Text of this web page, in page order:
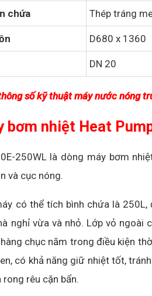
chứa Thép tráng
D680 x 1360
DN 20
số kỹ thuật máy nước nóng
bơm nhiệt Heat
250WL là dòng máy bơm
và cục nóng.
có thể tích bình chứa là
nghỉ vừa và nhỏ. Lớp vỏ
chục năm trong điều kiện
có khả năng giữ nhiệt tốt,
rong rêu cặn bẩn.